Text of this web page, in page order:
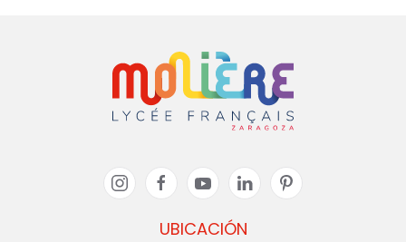
UBICACIÓN